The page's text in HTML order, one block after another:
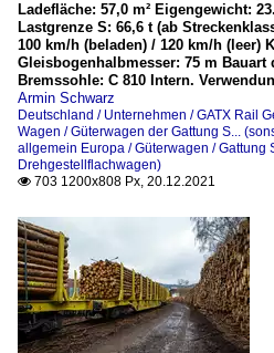
Ladefläche: 57,0 m² Eigengewicht:
Lastgrenze S: 66,6 t (ab
100 km/h (beladen) / 120 km/h (leer)
Gleisbogenhalbmesser: 75 m Bauart
Bremssohle: C 810 Intern.
Armin Schwarz
Deutschland / Unternehmen / GATX Rail
Wagen / Güterwagen der Gattung S...
allgemein Europa / Güterwagen / Gattung
Drehgestellflachwagen)
 703 1200x808 Px, 20.12.2021